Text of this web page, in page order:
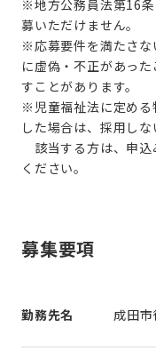
※地方公務員法第16
募いただけません。
※応募要件を満たさな
に虚偽・不正があっ
すことがあります。
※児童福祉法に定める
した場合は、採用しな
該当する方は、申込
ください。
募集要項
勤務先名 成田市